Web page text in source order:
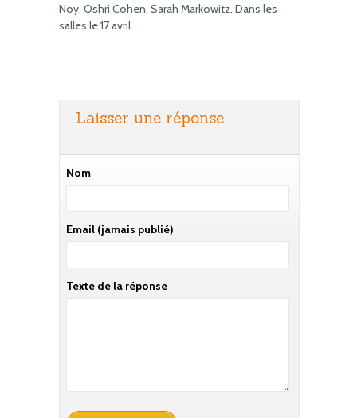
Noy, Oshri Cohen, Sarah Markowitz. Dans les
salles le 17 avril.
Laisser une réponse
Nom
Email (jamais publié)
Texte de la réponse